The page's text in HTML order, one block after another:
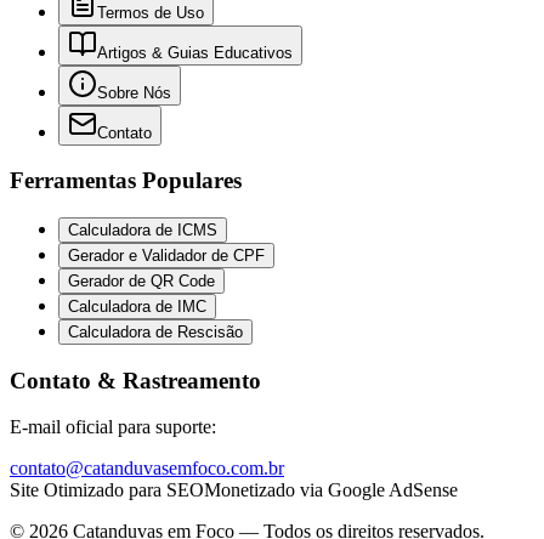
Termos de Uso
Artigos & Guias Educativos
Sobre Nós
Contato
Ferramentas Populares
Calculadora de ICMS
Gerador e Validador de CPF
Gerador de QR Code
Calculadora de IMC
Calculadora de Rescisão
Contato & Rastreamento
E-mail oficial para suporte:
contato@catanduvasemfoco.com.br
Site Otimizado para SEOMonetizado via Google AdSense
© 2026 Catanduvas em Foco — Todos os direitos reservados.